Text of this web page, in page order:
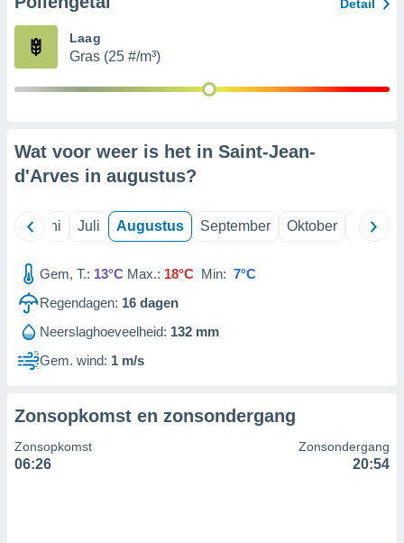
partners
Detail
Laag
Gras (25 #/m³)
Wat voor weer is het in Saint-Jean-
d'Arves in augustus?
Juni Juli Augustus September Oktober
Gem, T.: 13°C Max.: 18°C Min: 7°C
Regendagen: 16 dagen
Neerslaghoeveelheid: 132 mm
Gem. wind: 1 m/s
Zonsopkomst en zonsondergang
Zonsopkomst
06:26
Zonsondergang
20:54